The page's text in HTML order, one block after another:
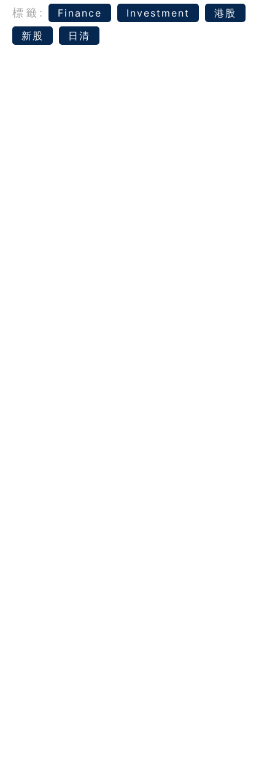
標籤: Finance Investment
港股
新股
日清